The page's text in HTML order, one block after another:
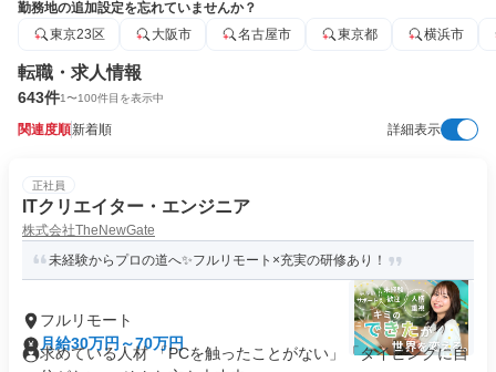
勤務地の追加設定を忘れていませんか？
東京23区
大阪市 名古屋市 東京都 横浜市
転職・求人情報
643件1〜100件目を表示中
関連度順新着順 詳細表示
正社員
ITクリエイター・エンジニア
株式会社TheNewGate
未経験からプロの道へ✨フルリモート×充実の研修あり！
フルリモート
月給30万円～70万円
求めている人材 「PCを触ったことがない」「タイピングに自